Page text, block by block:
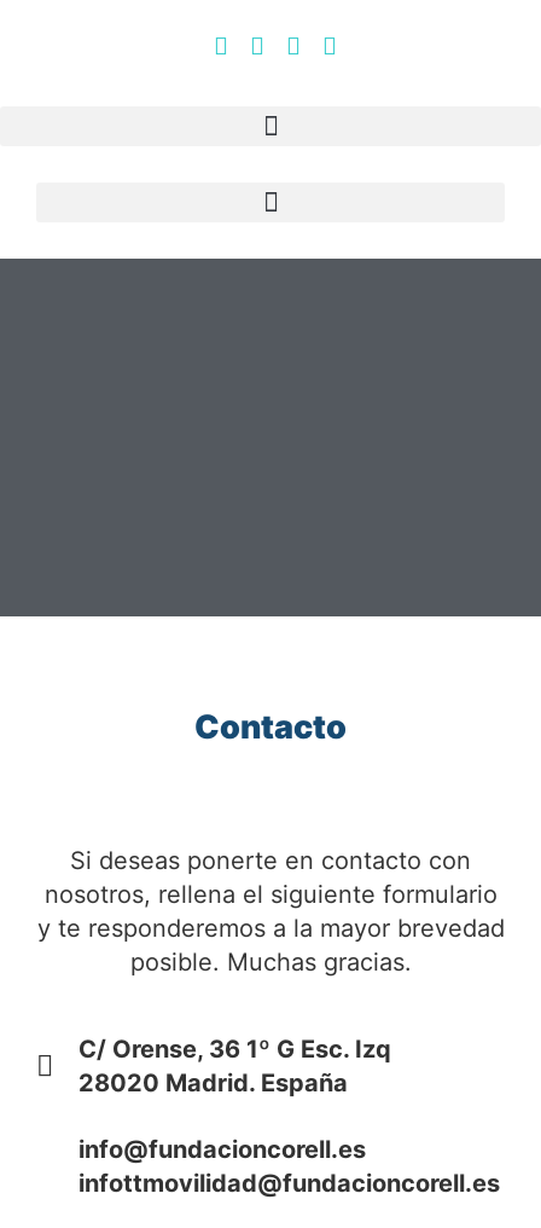
Contacto
Si deseas ponerte en contacto con
nosotros, rellena el siguiente formulario
y te responderemos a la mayor brevedad
posible. Muchas gracias.
C/ Orense, 36 1º G Esc. Izq
28020 Madrid. España
info@fundacioncorell.es
infottmovilidad@fundacioncorell.es